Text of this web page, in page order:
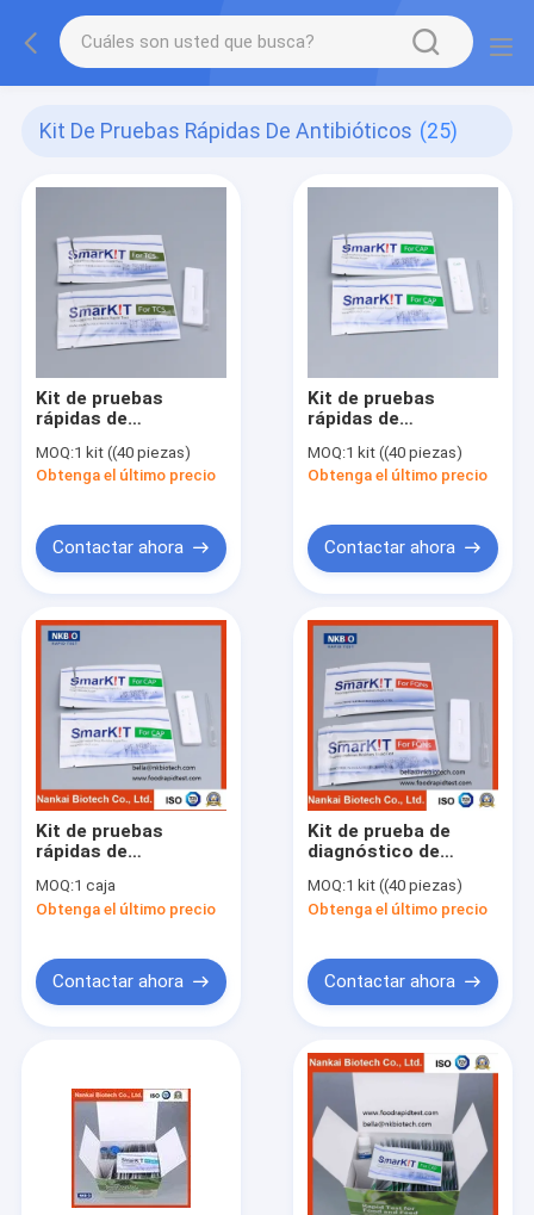
Kit De Pruebas Rápidas De Antibióticos (25)
Kit de pruebas
rápidas de
MOQ:1 kit ((40 piezas)
Obtenga el último precio
Contactar ahora
Kit de pruebas
rápidas de
MOQ:1 kit ((40 piezas)
Obtenga el último precio
Contactar ahora
Kit de pruebas
rápidas de
pescado y camarón /
Kit de pruebas
MOQ:1 caja
Obtenga el último precio
Contactar ahora
Kit de prueba de
diagnóstico de
mariscos y
camarones / Kit de
MOQ:1 kit ((40 piezas)
Obtenga el último precio
Contactar ahora